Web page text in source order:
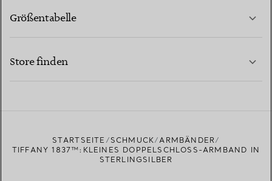
Größentabelle
Store finden
STARTSEITE SCHMUCK
ARMBÄNDER
TIFFANY 1837™:KLEINES DOPPELSCHLOSS-ARMBAND IN
STERLINGSILBER